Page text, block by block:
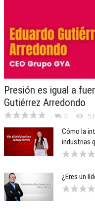
Presión es igual a
Gutiérrez Arredondo
0
Cómo la
industrias
¿Eres un